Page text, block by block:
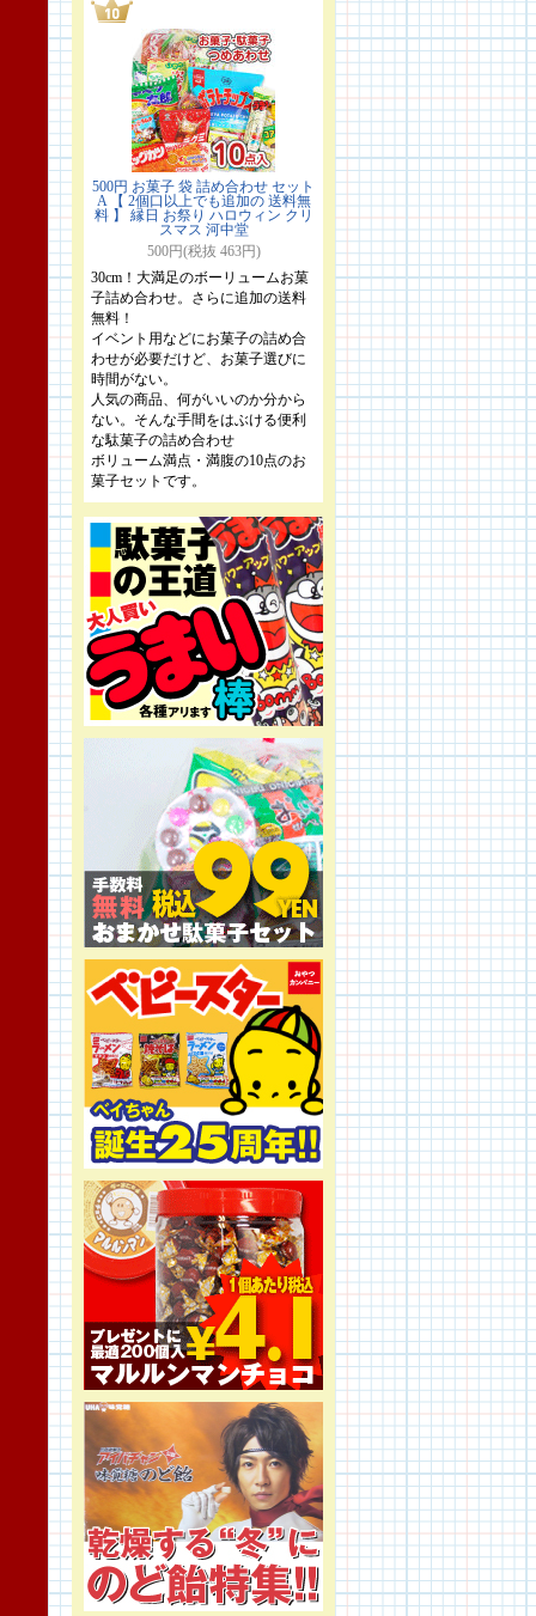
500円 お菓子 袋 詰め合わせ セット
A 【 2個口以上でも追加の 送料無
料 】 縁日 お祭り ハロウィン クリ
スマス 河中堂
500円(税抜 463円)
30cm！大満足のボーリュームお菓
子詰め合わせ。さらに追加の送料
無料！
イベント用などにお菓子の詰め合
わせが必要だけど、お菓子選びに
時間がない。
人気の商品、何がいいのか分から
ない。そんな手間をはぶける便利
な駄菓子の詰め合わせ
ボリューム満点・満腹の10点のお
菓子セットです。